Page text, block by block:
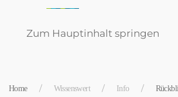
Zum Hauptinhalt springen
Home Wissenswert Info